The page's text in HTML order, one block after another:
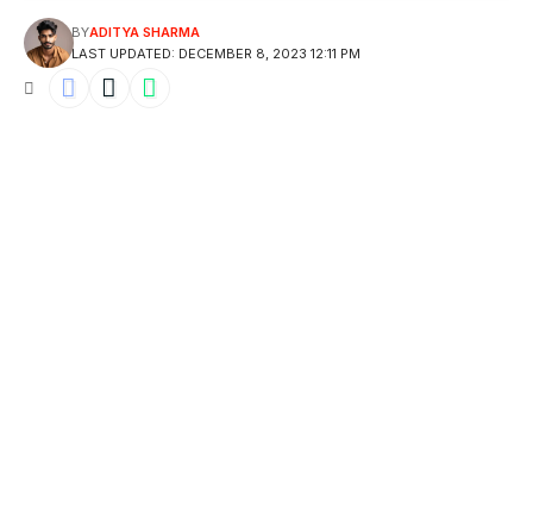
LAST UPDATED: DECEMBER 8, 2023 12:11 PM
BYADITYA SHARMA